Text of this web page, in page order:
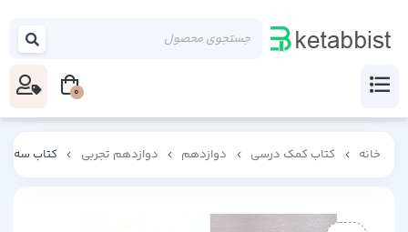
خانه کتاب کمک درسی دوازدهم دوازدهم تجربی کتاب سه
0